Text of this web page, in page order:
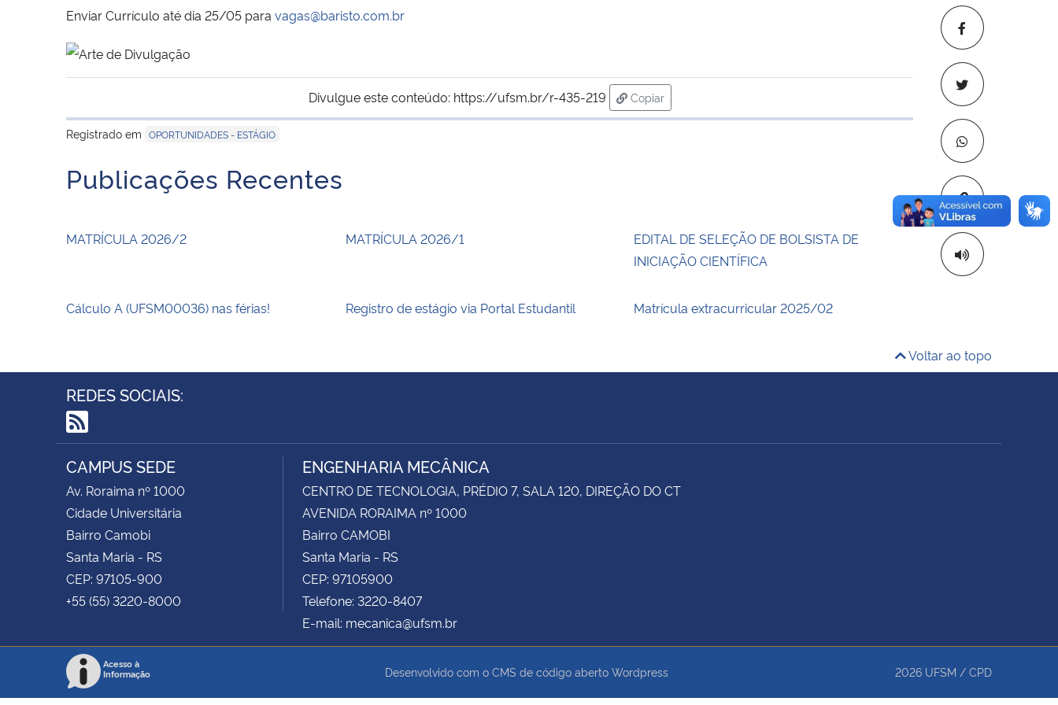
Copiar para
Enviar Currículo até dia 25/05 para vagas@baristo.com.br
Divulgue este conteúdo: https://ufsm.br/r-435-219
Copiar
para área de transferência
Registrado em OPORTUNIDADES - ESTÁGIO
Publicações Recentes
MATRÍCULA 2026/2 MATRÍCULA 2026/1
EDITAL DE SELEÇÃO DE BOLSISTA DE
INICIAÇÃO CIENTÍFICA
Cálculo A (UFSM00036) nas férias! Registro de estágio via Portal Estudantil Matrícula extracurricular 2025/02
Voltar ao topo
REDES SOCIAIS:
RSS
CAMPUS SEDE
Av. Roraima nº 1000
Cidade Universitária
Bairro Camobi
Santa Maria - RS
CEP: 97105-900
+55 (55) 3220-8000
ENGENHARIA MECÂNICA
CENTRO DE TECNOLOGIA, PRÉDIO 7, SALA 120, DIREÇÃO DO CT
AVENIDA RORAIMA nº 1000
Bairro CAMOBI
Santa Maria - RS
CEP: 97105900
Telefone: 3220-8407
E-mail: mecanica@ufsm.br
Acesso à
Informação
Desenvolvido com o CMS de código aberto Wordpress 2026 UFSM / CPD